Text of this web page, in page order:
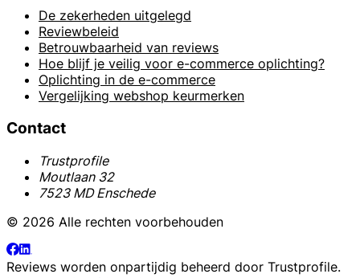
De zekerheden uitgelegd
Reviewbeleid
Betrouwbaarheid van reviews
Hoe blijf je veilig voor e-commerce oplichting?
Oplichting in de e-commerce
Vergelijking webshop keurmerken
Contact
Trustprofile
Moutlaan 32
7523 MD Enschede
© 2026 Alle rechten voorbehouden
Reviews worden onpartijdig beheerd door Trustprofile.